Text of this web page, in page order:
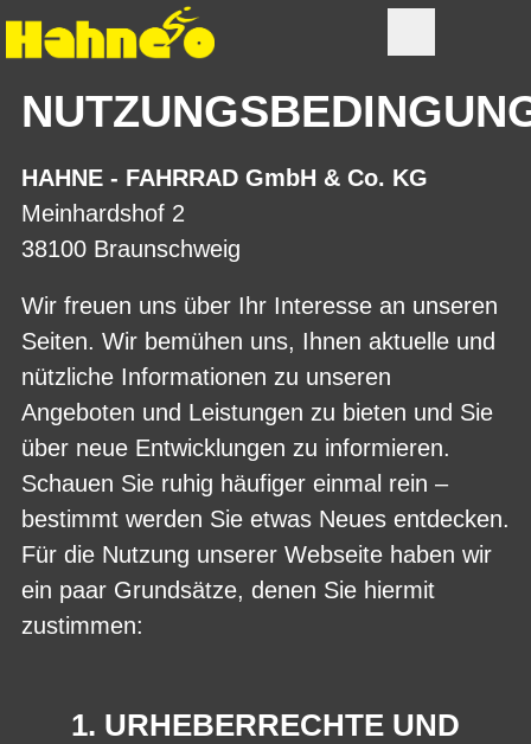
HAHNE - FAHRRAD GmbH & Co. KG
Meinhardshof 2
38100 Braunschweig
Wir freuen uns über Ihr Interesse an unseren
Seiten. Wir bemühen uns, Ihnen aktuelle und
nützliche Informationen zu unseren
Angeboten und Leistungen zu bieten und Sie
über neue Entwicklungen zu informieren.
Schauen Sie ruhig häufiger einmal rein –
bestimmt werden Sie etwas Neues entdecken.
Für die Nutzung unserer Webseite haben wir
ein paar Grundsätze, denen Sie hiermit
zustimmen:
1. URHEBERRECHTE UND